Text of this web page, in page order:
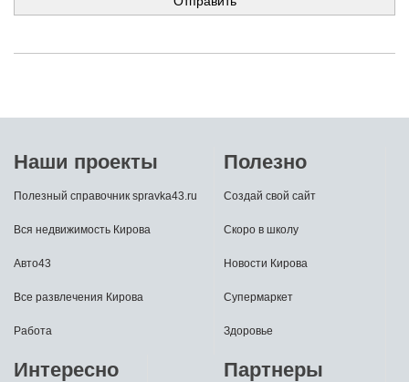
Наши проекты
Полезный справочник spravka43.ru
Вся недвижимость Кирова
Авто43
Все развлечения Кирова
Работа
Полезно
Создай свой сайт
Скоро в школу
Новости Кирова
Супермаркет
Здоровье
Интересно Партнеры